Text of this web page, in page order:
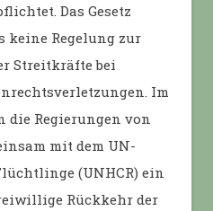
Das Gesetz
Regelung zur
Streitkräfte bei
Im
Regierungen von
mit dem UN-
(UNHCR) ein
Rückkehr der